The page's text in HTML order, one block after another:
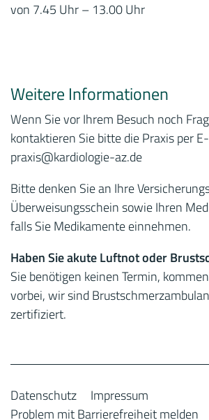
von 7.45 Uhr – 13.00 Uhr
Weitere Informationen
Wenn Sie vor Ihrem Besuch noch
kontaktieren Sie bitte die Praxis per
praxis@kardiologie-az.de
Bitte denken Sie an Ihre
Überweisungsschein sowie Ihren
falls Sie Medikamente einnehmen.
Haben Sie akute Luftnot oder
Sie benötigen keinen Termin,
vorbei, wir sind
zertifiziert.
Datenschutz
Impressum
Problem mit Barrierefreiheit melden